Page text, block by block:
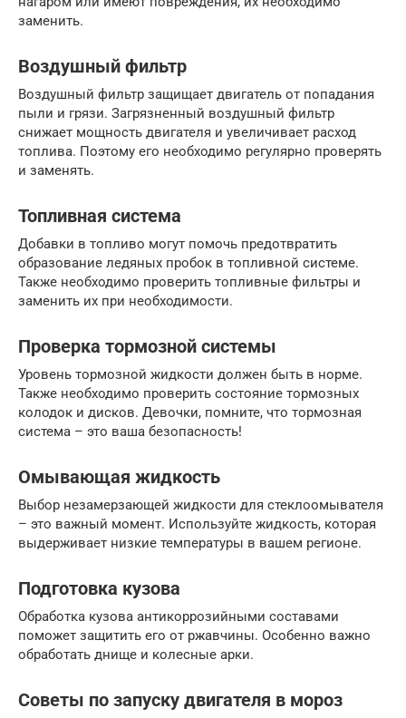
заменить.
Воздушный фильтр
Воздушный фильтр защищает двигатель от попадания
пыли и грязи. Загрязненный воздушный фильтр
снижает мощность двигателя и увеличивает расход
топлива. Поэтому его необходимо регулярно проверять
и заменять.
Топливная система
Добавки в топливо могут помочь предотвратить
образование ледяных пробок в топливной системе.
Также необходимо проверить топливные фильтры и
заменить их при необходимости.
Проверка тормозной системы
Уровень тормозной жидкости должен быть в норме.
Также необходимо проверить состояние тормозных
колодок и дисков. Девочки, помните, что тормозная
система – это ваша безопасность!
Омывающая жидкость
Выбор незамерзающей жидкости для стеклоомывателя
– это важный момент. Используйте жидкость, которая
выдерживает низкие температуры в вашем регионе.
Подготовка кузова
Обработка кузова антикоррозийными составами
поможет защитить его от ржавчины. Особенно важно
обработать днище и колесные арки.
Советы по запуску двигателя в мороз